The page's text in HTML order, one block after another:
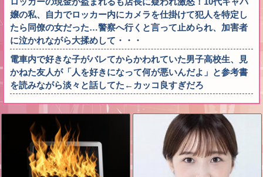
嬢の私、自力でロッカー内にカメラを仕掛けて犯人を特定し
たら同僚の女だった…警察へ行くと言って止められ、加害者
に泣かれながら大揉めして・・・
電車内で好きな子がバレてからかわれていた男子高校生、見
かねた友人が「人を好きになって何が悪いんだよ」と参考書
を読みながら淡々と話してた←カッコ良すぎだろ